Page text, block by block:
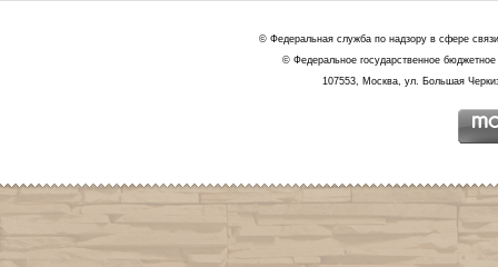
© Федеральная служба по надзору в сфере
© Федеральное государственное
107553, Москва, ул. Большая